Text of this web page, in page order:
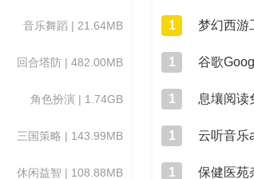
音乐舞蹈 | 21.64MB
回合塔防 | 482.00MB
角色扮演 | 1.74GB
三国策略 | 143.99MB
休闲益智 | 108.88MB
1
1 谷歌
1 息壤阅读
1 云听音乐
1 保健医苑